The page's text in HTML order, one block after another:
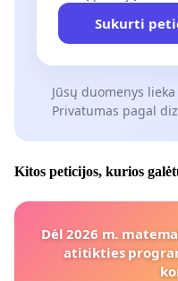
Sukurti
Jūsų duomenys
Privatumas pagal
Kitos peticijos, kurios
Dėl 2026 m.
atitikties